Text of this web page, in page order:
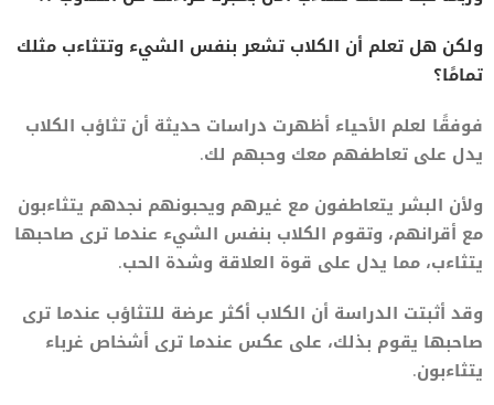
ولكن هل تعلم أن الكلاب تشعر بنفس الشيء وتتثاءب مثلك
تمامًا؟
فوفقًا لعلم الأحياء أظهرت دراسات حديثة أن تثاؤب الكلاب
يدل على تعاطفهم معك وحبهم لك.
ولأن البشر يتعاطفون مع غيرهم ويحبونهم نجدهم يتثاءبون
مع أقرانهم، وتقوم الكلاب بنفس الشيء عندما ترى صاحبها
يتثاءب، مما يدل على قوة العلاقة وشدة الحب.
وقد أثبتت الدراسة أن الكلاب أكثر عرضة للتثاؤب عندما ترى
صاحبها يقوم بذلك، على عكس عندما ترى أشخاص غرباء
يتثاءبون.